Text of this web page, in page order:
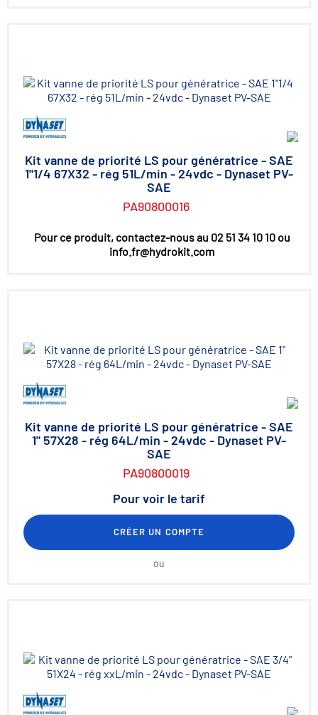
Kit vanne de priorité LS pour génératrice - SAE
1"1/4 67X32 - rég 51L/min - 24vdc - Dynaset PV-
SAE
PA90800016
Pour ce produit, contactez-nous au 02 51 34 10 10 ou
info.fr@hydrokit.com
Kit vanne de priorité LS pour génératrice - SAE
1" 57X28 - rég 64L/min - 24vdc - Dynaset PV-
SAE
PA90800019
Pour voir le tarif
CRÉER UN COMPTE
ou